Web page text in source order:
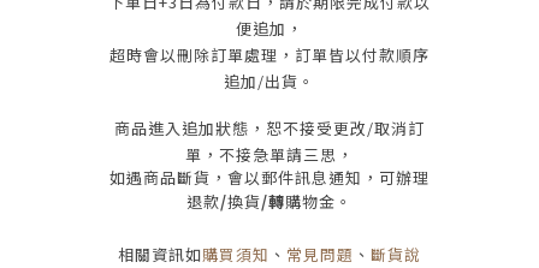
便追加，
超時會以刪除訂單處理，訂單皆以付款順序
追加/出貨 。
商品進入追加狀態，恕不接受更改/取消訂
單， 不接急單請三思 ，
如遇商品斷貨，會以郵件訊息通知，可辦理
退款/換貨/轉購物金。
相關資訊如購買須知 、 常見問題 、 斷貨說